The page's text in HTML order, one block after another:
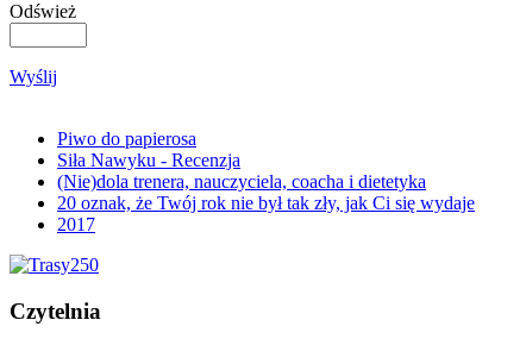
Odśwież
Wyślij
Piwo do papierosa
Siła Nawyku - Recenzja
(Nie)dola trenera, nauczyciela, coacha i dietetyka
20 oznak, że Twój rok nie był tak zły, jak Ci się wydaje
2017
Czytelnia